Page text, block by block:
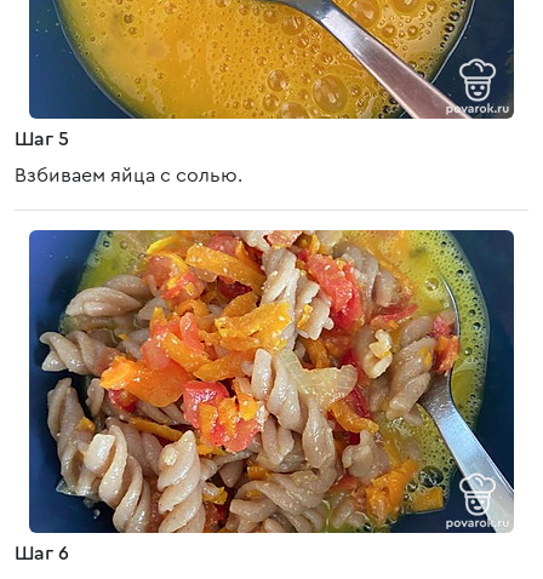
Шаг 5
Взбиваем яйца с солью.
Шаг 6